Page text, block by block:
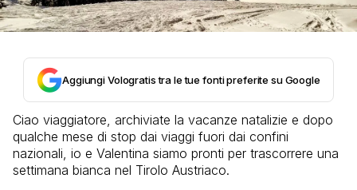
Aggiungi Vologratis tra le tue fonti preferite su Google
Ciao viaggiatore, archiviate la vacanze natalizie e dopo
qualche mese di stop dai viaggi fuori dai confini
nazionali, io e Valentina siamo pronti per trascorrere una
settimana bianca nel Tirolo Austriaco.